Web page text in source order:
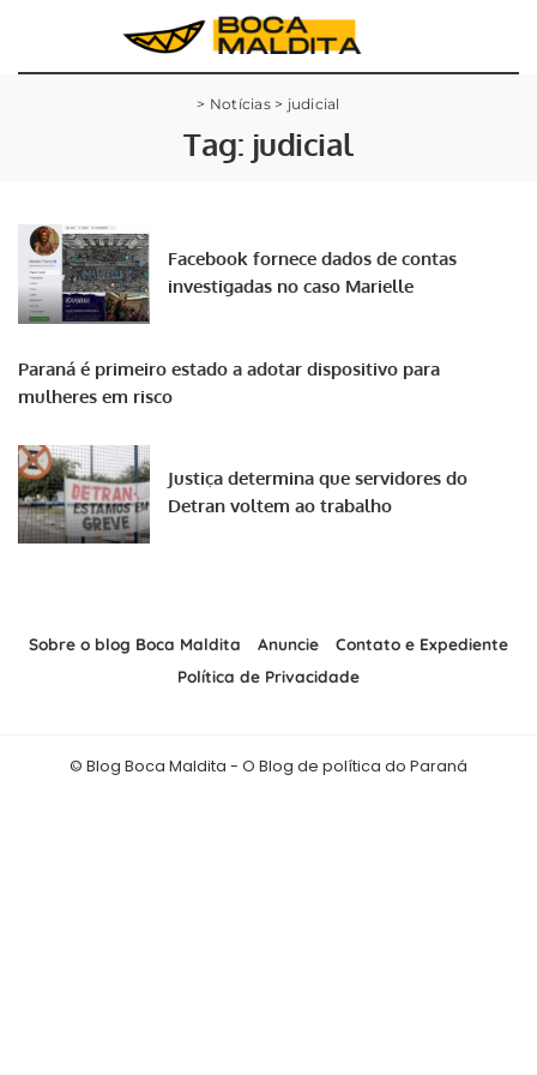
> Notícias> judicial
Tag: judicial
Facebook fornece dados de contas
investigadas no caso Marielle
Paraná é primeiro estado a adotar dispositivo para
mulheres em risco
Justiça determina que servidores do
Detran voltem ao trabalho
Sobre o blog Boca Maldita Anuncie
Contato e Expediente
Política de Privacidade
© Blog Boca Maldita - O Blog de política do Paraná